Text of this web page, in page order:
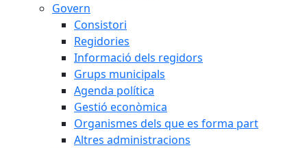
Govern
Consistori
Regidories
Informació dels regidors
Grups municipals
Agenda política
Gestió econòmica
Organismes dels que es forma part
Altres administracions